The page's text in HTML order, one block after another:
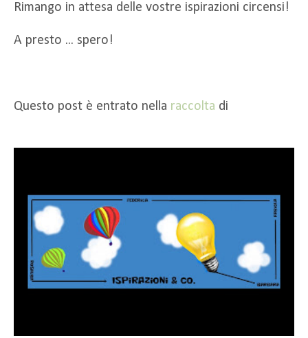
Rimango in attesa delle vostre ispirazioni circensi!
A presto ... spero!
Questo post è entrato nella raccolta di